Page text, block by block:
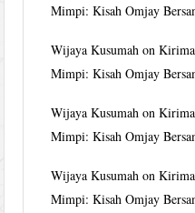
Mimpi: Kisah Omjay
Wijaya Kusumah on
Mimpi: Kisah Omjay
Wijaya Kusumah on
Mimpi: Kisah Omjay
Wijaya Kusumah on
Mimpi: Kisah Omjay